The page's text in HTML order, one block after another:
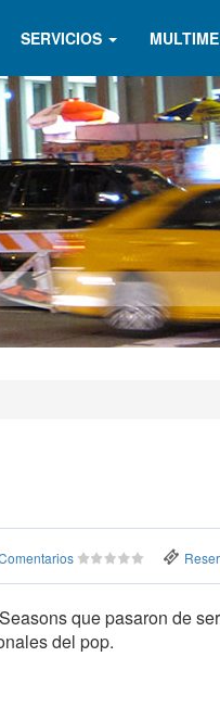
SERVICIOS
que pasaron de
del pop.